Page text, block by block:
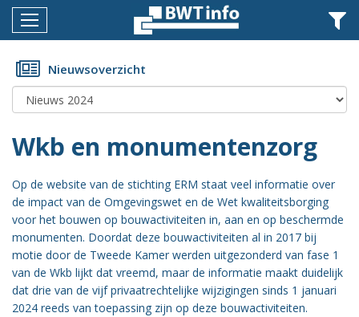
Menu
Home
Nieuws
Documenten
Dossiers
Fotoalbums
Opleidingen
Over
BWT
Nieuwsoverzicht
Wkb en monumentenzorg
Op de website van de stichting ERM staat veel informatie over
de impact van de Omgevingswet en de Wet kwaliteitsborging
voor het bouwen op bouwactiviteiten in, aan en op beschermde
monumenten. Doordat deze bouwactiviteiten al in 2017 bij
motie door de Tweede Kamer werden uitgezonderd van fase 1
van de Wkb lijkt dat vreemd, maar de informatie maakt duidelijk
dat drie van de vijf privaatrechtelijke wijzigingen sinds 1 januari
2024 reeds van toepassing zijn op deze bouwactiviteiten.